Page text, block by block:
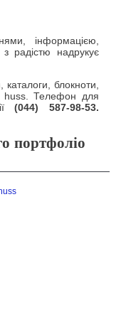
інформацією,
радістю надрукує
блокноти,
huss. Телефон для
(044) 587-98-53.
портфоліо